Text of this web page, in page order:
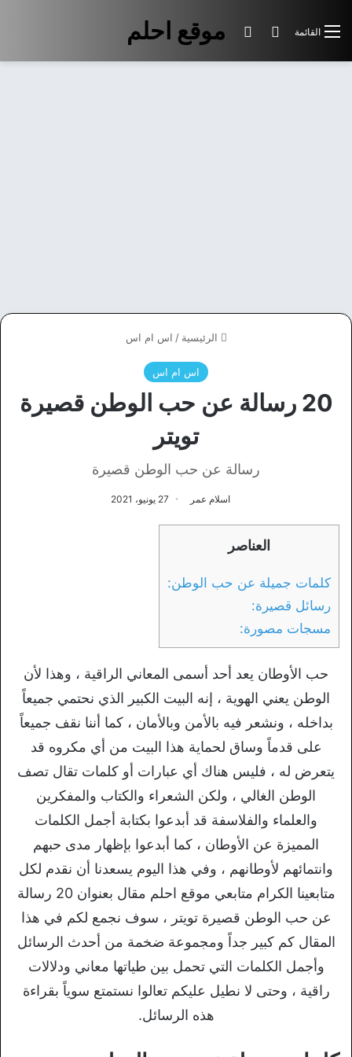
موقع احلم القائمة بحث عنالوضع المظلم
الرئيسية / اس ام اس
اس ام اس
20 رسالة عن حب الوطن قصيرة
تويتر
رسالة عن حب الوطن قصيرة
اسلام عمر 27 يونيو، 2021
العناصر
كلمات جميلة عن حب الوطن:
رسائل قصيرة:
مسجات مصورة:
حب الأوطان يعد أحد أسمى المعاني الراقية ، وهذا لأن
الوطن يعني الهوية ، إنه البيت الكبير الذي نحتمي جميعاً
بداخله ، ونشعر فيه بالأمن وبالأمان ، كما أننا نقف جميعاً
على قدماً وساق لحماية هذا البيت من أي مكروه قد
يتعرض له ، فليس هناك أي عبارات أو كلمات تقال تصف
الوطن الغالي ، ولكن الشعراء والكتاب والمفكرين
والعلماء والفلاسفة قد أبدعوا بكتابة أجمل الكلمات
المميزة عن الأوطان ، كما أبدعوا بإظهار مدى حبهم
وانتمائهم لأوطانهم ، وفي هذا اليوم يسعدنا أن نقدم لكل
متابعينا الكرام متابعي موقع احلم مقال بعنوان 20 رسالة
عن حب الوطن قصيرة تويتر ، سوف نجمع لكم في هذا
المقال كم كبير جداً ومجموعة ضخمة من أحدث الرسائل
وأجمل الكلمات التي تحمل بين طياتها معاني ودلالات
راقية ، وحتى لا نطيل عليكم تعالوا نستمتع سوياً بقراءة
هذه الرسائل.